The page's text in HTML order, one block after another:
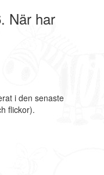
När har
i den senaste
flickor).